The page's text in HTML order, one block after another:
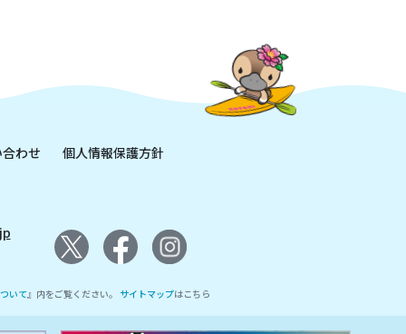
わせ
個人情報保護方針
いて』内をご覧ください。 サイトマップはこちら